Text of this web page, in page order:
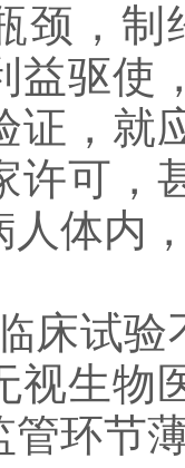
颈，制
益驱使
证，就
许可，
人体内
试验
视生物
管环节